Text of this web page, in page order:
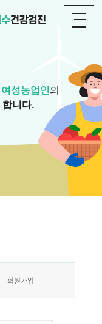
여성농업인의
합니다.
회원가입